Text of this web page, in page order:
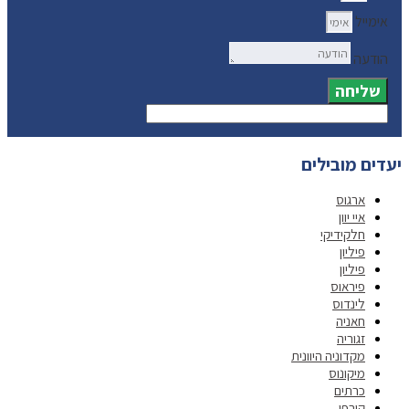
אימייל
הודעה
שליחה
יעדים מובילים
ארגוס
איי יוון
חלקידיקי
פיליון
פיליון
פיראוס
לינדוס
חאניה
זגוריה
מקדוניה היוונית
מיקונוס
כרתים